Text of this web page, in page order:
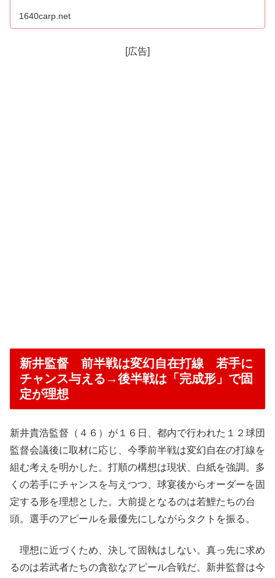
1640carp.net
[広告]
新井監督 前半戦は変幻自在打線 若手に
チャンス与える→後半戦は「完成形」で固
定が理想
新井貴浩監督（４６）が１６日、都内で行われた１２球団
監督会議後に取材に応じ、今季前半戦は変幻自在の打線を
組む考えを明かした。打順の構想は現状、白紙を強調。多
くの若手にチャンスを与えつつ、球宴後からオーダーを固
定する形を理想とした。大前提となるのは若鯉たちの台
頭。選手のアピールを最優先にしながらタクトを振る。
理想に近づくため、決して固執はしない。真っ先に求め
るのは若武者たちの貪欲なアピール合戦だ。新井監督は今